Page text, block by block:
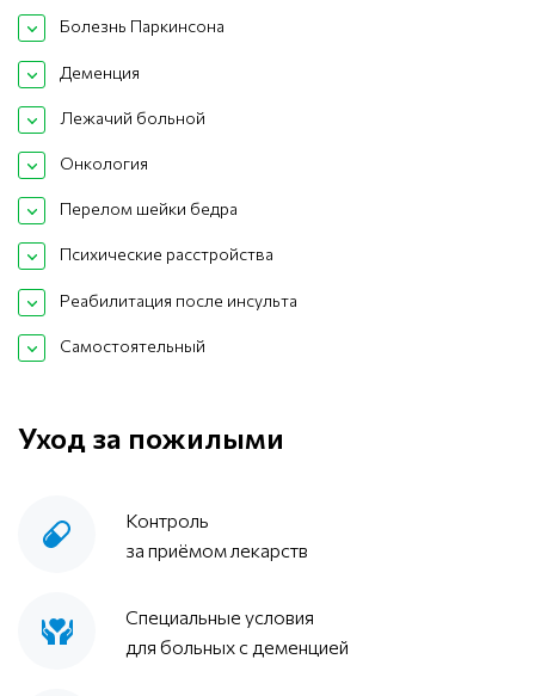
Болезнь Паркинсона
Деменция
Лежачий больной
Онкология
Перелом шейки бедра
Психические расстройства
Реабилитация после инсульта
Самостоятельный
Уход за пожилыми
Контроль
за приёмом лекарств
Специальные условия
для больных с деменцией